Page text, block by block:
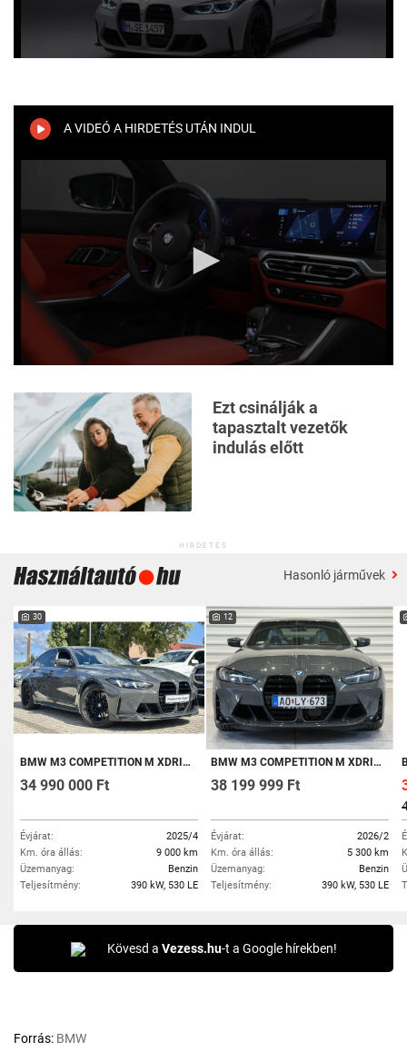
10
minutes,
18
A VIDEÓ A HIRDETÉS UTÁN INDUL
of
minutes,
30
seconds
Ezt csinálják a
tapasztalt vezetők
indulás előtt
HIRDETÉS
Hasonló járművek
30
BMW M3 COMPETITION M XDRIVE (AUTOMATA) MO.-I. 1 TULAJ. CARBON CS. MAGAS EXTRA. TELJES VÉDŐFÓLIA. DRAVIT GREY. ÚJ ÁLLAPO
34 990 000 Ft
Évjárat:
2025/4
Km. óra állás:
9 000 km
Üzemanyag:
Benzin
Teljesítmény:
390 kW, 530 LE
12
BMW M3 COMPETITION M XDRIVE (AUTOMATA) ÁFÁS.GARANCIÁLIS.SÉRÜLÉSMENTES.MAGYARORSZÁGI.ULTIMATE.CARBON.+TÉLI KERÉK GARNITÚ
38 199 999 Ft
Évjárat:
2026/2
Km. óra állás:
5 300 km
Üzemanyag:
Benzin
Teljesítmény:
390 kW, 530 LE
Kövesd a Vezess.hu-t a Google hírekben!
Forrás: BMW